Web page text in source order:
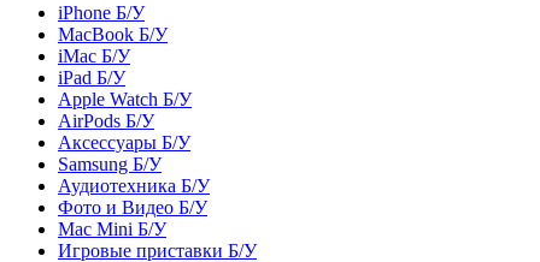
iPhone Б/У
MacBook Б/У
iMac Б/У
iPad Б/У
Apple Watch Б/У
AirPods Б/У
Аксессуары Б/У
Samsung Б/У
Аудиотехника Б/У
Фото и Видео Б/У
Mac Mini Б/У
Игровые приставки Б/У